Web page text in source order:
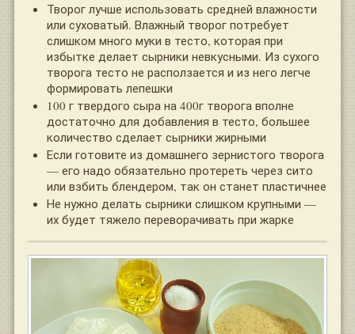
Творог лучше использовать средней влажности
или суховатый. Влажный творог потребует
слишком много муки в тесто, которая при
избытке делает сырники невкусными. Из сухого
творога тесто не расползается и из него легче
формировать лепешки
100 г твердого сыра на 400г творога вполне
достаточно для добавления в тесто, большее
количество сделает сырники жирными
Если готовите из домашнего зернистого творога
— его надо обязательно протереть через сито
или взбить блендером, так он станет пластичнее
Не нужно делать сырники слишком крупными —
их будет тяжело переворачивать при жарке